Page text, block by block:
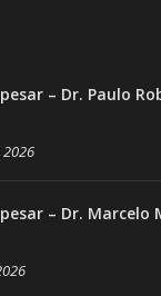
– Dr. Paulo
2026
– Dr. Marcelo